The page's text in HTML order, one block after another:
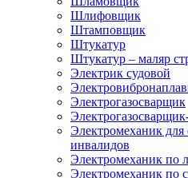
Шлифовщик
Штамповщик
Штукатур
Штукатур – маляр
Электрик судовой
Электрогазосварщик
Электромеханик
инвалидов
Электромеханик по
Электромеханик по